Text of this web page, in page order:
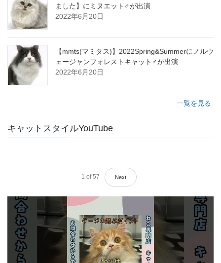
ました】にミヌエット♂が出演
2022年6月20日
【mmts(マミタス)】2022Spring&Summerにノルウ
ェージャンフォレストキャット♂が出演
2022年6月20日
一覧を見る
キャットスタイルYouTube
1 of 57 Next